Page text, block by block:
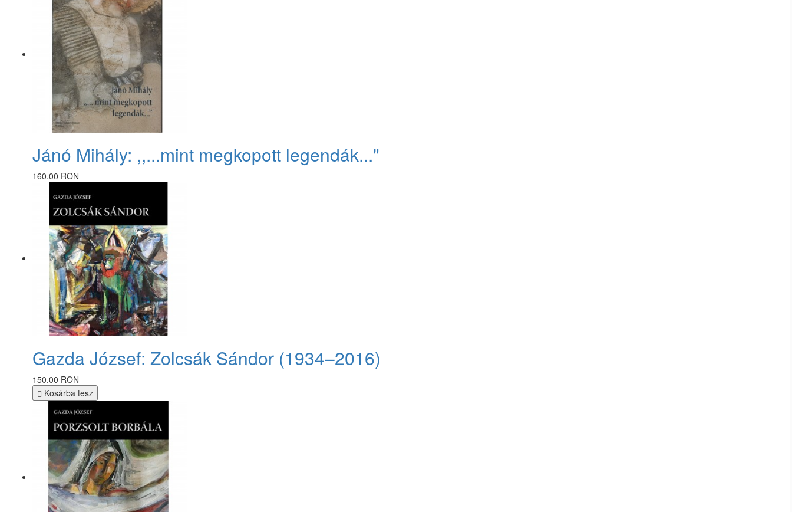
Jánó Mihály: ,,...mint megkopott legendák..."
160.00 RON
Gazda József: Zolcsák Sándor (1934–2016)
150.00 RON
Kosárba tesz